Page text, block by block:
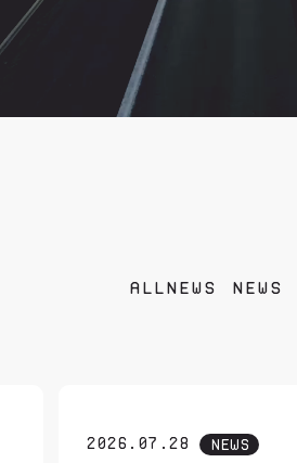
ALLNEWS NEWS
2026.07.28 NEWS